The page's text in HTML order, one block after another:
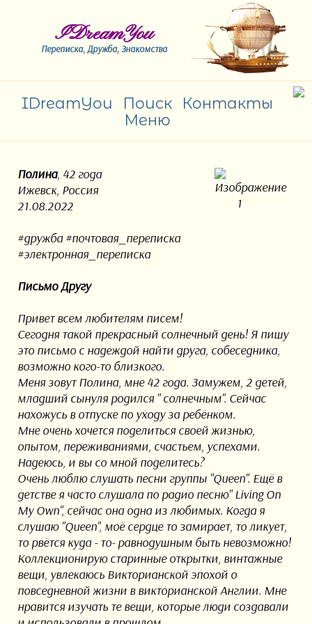
IDreamYou
Переписка, Дружба, Знакомства
IDreamYou Поиск
Контакты
Меню
Полина, 42 года
Ижевск, Россия
21.08.2022
#дружба #почтовая_переписка
#электронная_переписка
Письмо Другу
Привет всем любителям писем!
Сегодня такой прекрасный солнечный день! Я пишу
это письмо с надеждой найти друга, собеседника,
возможно кого-то близкого.
Меня зовут Полина, мне 42 года. Замужем, 2 детей,
младший сынуля родился " солнечным". Сейчас
нахожусь в отпуске по уходу за ребёнком.
Мне очень хочется поделиться своей жизнью,
опытом, переживаниями, счастьем, успехами.
Надеюсь, и вы со мной поделитесь?
Очень люблю слушать песни группы "Queen". Ещё в
детстве я часто слушала по радио песню" Living On
My Own", сейчас она одна из любимых. Когда я
слушаю "Queen", моё сердце то замирает, то ликует,
то рвётся куда - то- равнодушным быть невозможно!
Коллекционирую старинные открытки, винтажные
вещи, увлекаюсь Викторианской эпохой о
повседневной жизни в викторианской Англии. Мне
нравится изучать те вещи, которые люди создавали